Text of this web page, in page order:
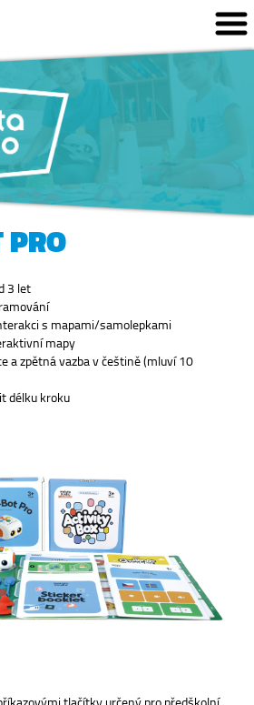
PRO
3 let
s mapami/samolepkami
mapy
a zpětná vazba v češtině (mluví 10
délku kroku
tlačítky určený pro předškolní